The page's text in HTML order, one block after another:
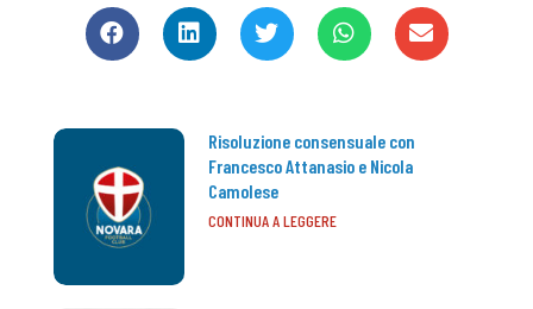
Risoluzione consensuale con
Francesco Attanasio e Nicola
Camolese
CONTINUA A LEGGERE